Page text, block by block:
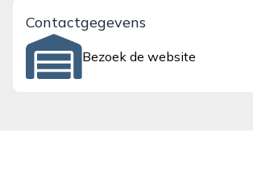
Contactgegevens
Bezoek de website